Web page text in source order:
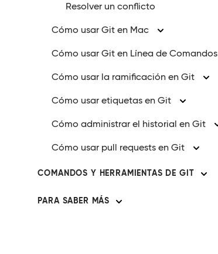
Resolver un conflicto
Cómo usar Git en Mac
Cómo usar Git en Línea de Comandos
Cómo usar la ramificación en Git
Cómo usar etiquetas en Git
Cómo administrar el historial en Git
Cómo usar pull requests en Git
COMANDOS Y HERRAMIENTAS DE GIT
PARA SABER MÁS